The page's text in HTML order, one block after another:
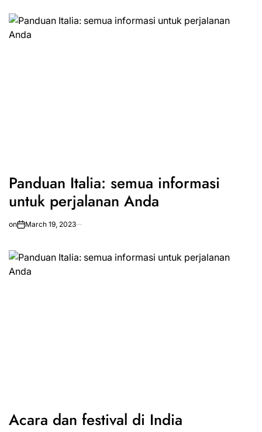
Panduan Italia: semua informasi
untuk perjalanan Anda
on March 19, 2023
Acara dan festival di India